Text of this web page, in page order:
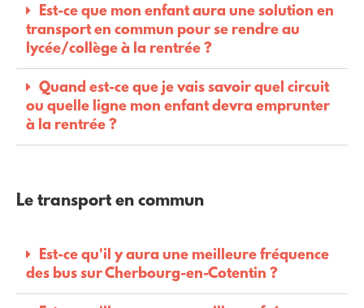
Est-ce que mon enfant aura une solution en
transport en commun pour se rendre au
lycée/collège à la rentrée ?
Quand est-ce que je vais savoir quel circuit
ou quelle ligne mon enfant devra emprunter
à la rentrée ?
Le transport en commun
Est-ce qu'il y aura une meilleure fréquence
des bus sur Cherbourg-en-Cotentin ?